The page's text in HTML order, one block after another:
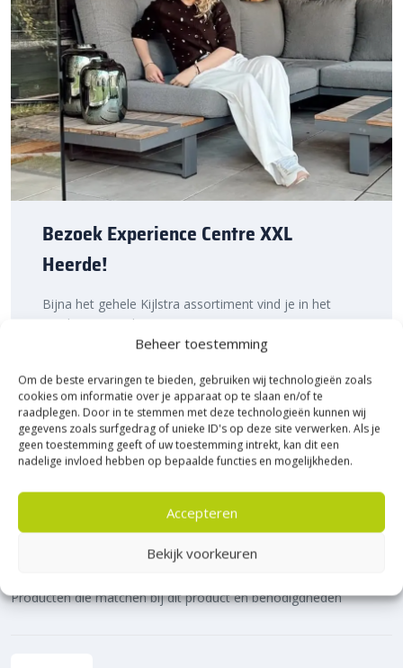
Beheer toestemming
Om de beste ervaringen te bieden, gebruiken wij technologieën zoals
cookies om informatie over je apparaat op te slaan en/of te
raadplegen. Door in te stemmen met deze technologieën kunnen wij
gegevens zoals surfgedrag of unieke ID's op deze site verwerken. Als je
geen toestemming geeft of uw toestemming intrekt, kan dit een
nadelige invloed hebben op bepaalde functies en mogelijkheden.
Accepteren
Bekijk voorkeuren
Sierbestratingsmarkt.com: de beste prijs,
snelle levering
Bij Sierbestratingsmarkt.com ben je verzekerd van de beste prijs
in Nederland. Dankzij onze ruime voorraad en snelle levering kun
je ook nog eens snel aan de slag met jouw tuinproject. Bestel
daarom vandaag nog. Ontdek de hoogwaardige kwaliteit en
voordelige prijs van de ACO Slimline eindplaat bij
Sierbestratingsmarkt.com.
Bezoek Experience Centre XXL
Heerde!
Bijna het gehele Kijlstra assortiment vind je in het
prachtige Heerde.
★ 2.500m² Experience Centre XXL in Heerde!
Kom gezellig langs!
Maak jouw bestelling compleet
Producten die matchen bij dit product en benodigdheden